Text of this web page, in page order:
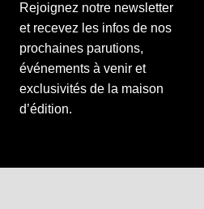
Rejoignez notre newsletter
et recevez les infos de nos
prochaines parutions,
événements à venir et
exclusivités de la maison
d’édition.